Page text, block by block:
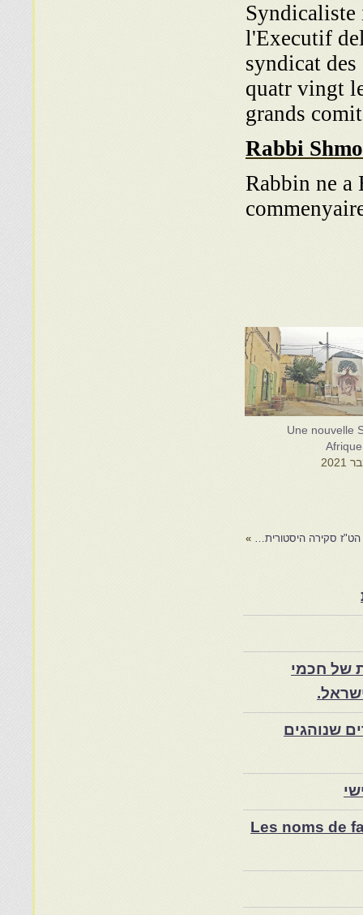
Syndicaliste
l'Executif
syndicat des
quatr vingt
grands
Rabbi
Rabbin ne a
Une nouvelle
סקירה היסטורית… »
של חכמי
שנוהגים
Les noms de